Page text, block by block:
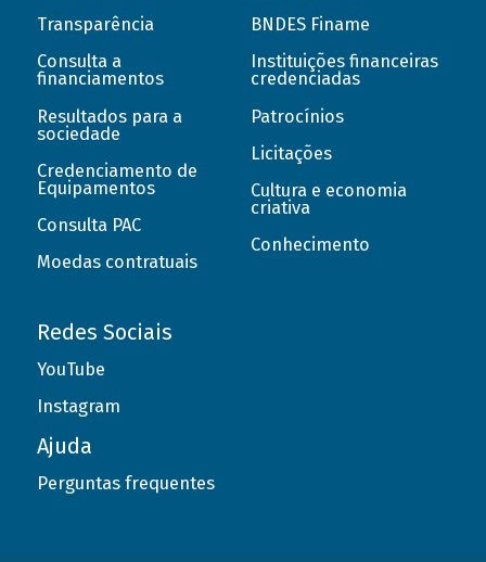
Transparência
Consulta a
financiamentos
Resultados para a
sociedade
Credenciamento de
Equipamentos
Consulta PAC
Moedas contratuais
BNDES Finame
Instituições financeiras
credenciadas
Patrocínios
Licitações
Cultura e economia
criativa
Conhecimento
Redes Sociais
YouTube
Instagram
Ajuda
Perguntas frequentes